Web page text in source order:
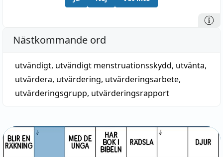
Nästkommande ord
utvändigt, utvändigt menstruationsskydd, utvänta,
utvärdera, utvärdering, utvärderingsarbete,
utvärderingsgrupp, utvärderingsrapport